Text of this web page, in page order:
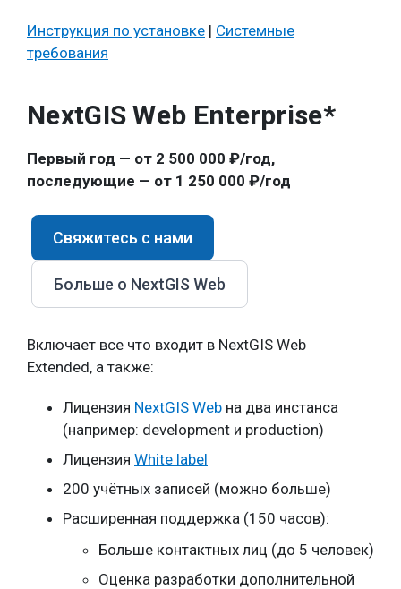
Инструкция по установке | Системные
требования
NextGIS Web Enterprise*
Первый год — от 2 500 000 ₽/год,
последующие — от 1 250 000 ₽/год
Свяжитесь с нами
Больше о NextGIS Web
Включает все что входит в NextGIS Web
Extended, а также:
Лицензия NextGIS Web на два инстанса
(например: development и production)
Лицензия White label
200 учётных записей (можно больше)
Расширенная поддержка (150 часов):
Больше контактных лиц (до 5 человек)
Оценка разработки дополнительной